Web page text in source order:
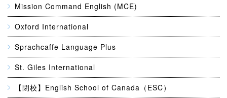
Mission Command English (MCE)
Oxford International
Sprachcaffe Language Plus
St. Giles International
【閉校】English School of Canada（ESC）